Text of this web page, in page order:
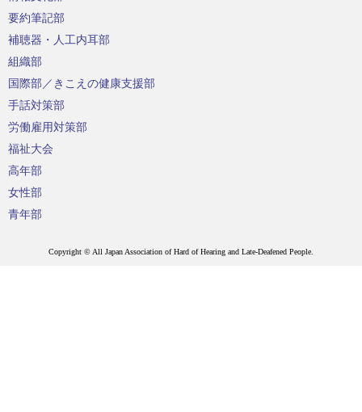
要約筆記部
補聴器・人工内耳部
組織部
国際部／きこえの健康支援部
手話対策部
労働雇用対策部
福祉大会
高年部
女性部
青年部
Copyright © All Japan Association of Hard of Hearing and Late-Deafened People.